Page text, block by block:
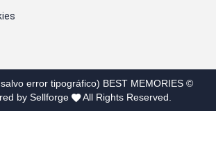
error tipográfico) BEST MEMORIES©
by Sellforge All Rights Reserved.